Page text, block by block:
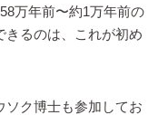
万年前〜約1万年前の
きるのは、これが初め
ソク博士も参加してお